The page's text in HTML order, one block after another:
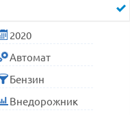
2020
Автомат
Бензин
Внедорожник